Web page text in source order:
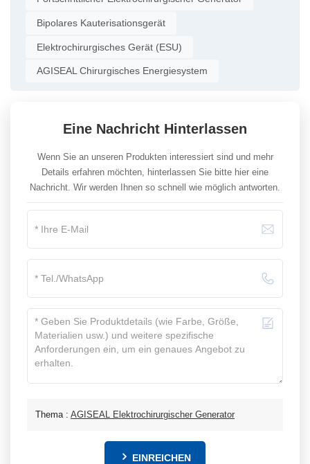
Bipolares Kauterisationsgerät
Elektrochirurgisches Gerät (ESU)
AGISEAL Chirurgisches Energiesystem
Eine Nachricht Hinterlassen
Wenn Sie an unseren Produkten interessiert sind und mehr
Details erfahren möchten, hinterlassen Sie bitte hier eine
Nachricht. Wir werden Ihnen so schnell wie möglich antworten.
Thema : AGISEAL Elektrochirurgischer Generator
EINREICHEN